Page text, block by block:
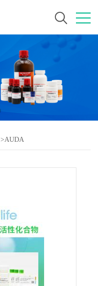
>AUDA